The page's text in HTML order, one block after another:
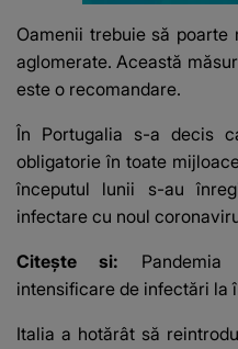
Oamenii trebuie să
aglomerate. Această
este o recomandare.
În Portugalia s-a decis
obligatorie în toate
începutul lunii s-au
infectare cu noul
Citește si:
intensificare de infectări la
Italia a hotărât să